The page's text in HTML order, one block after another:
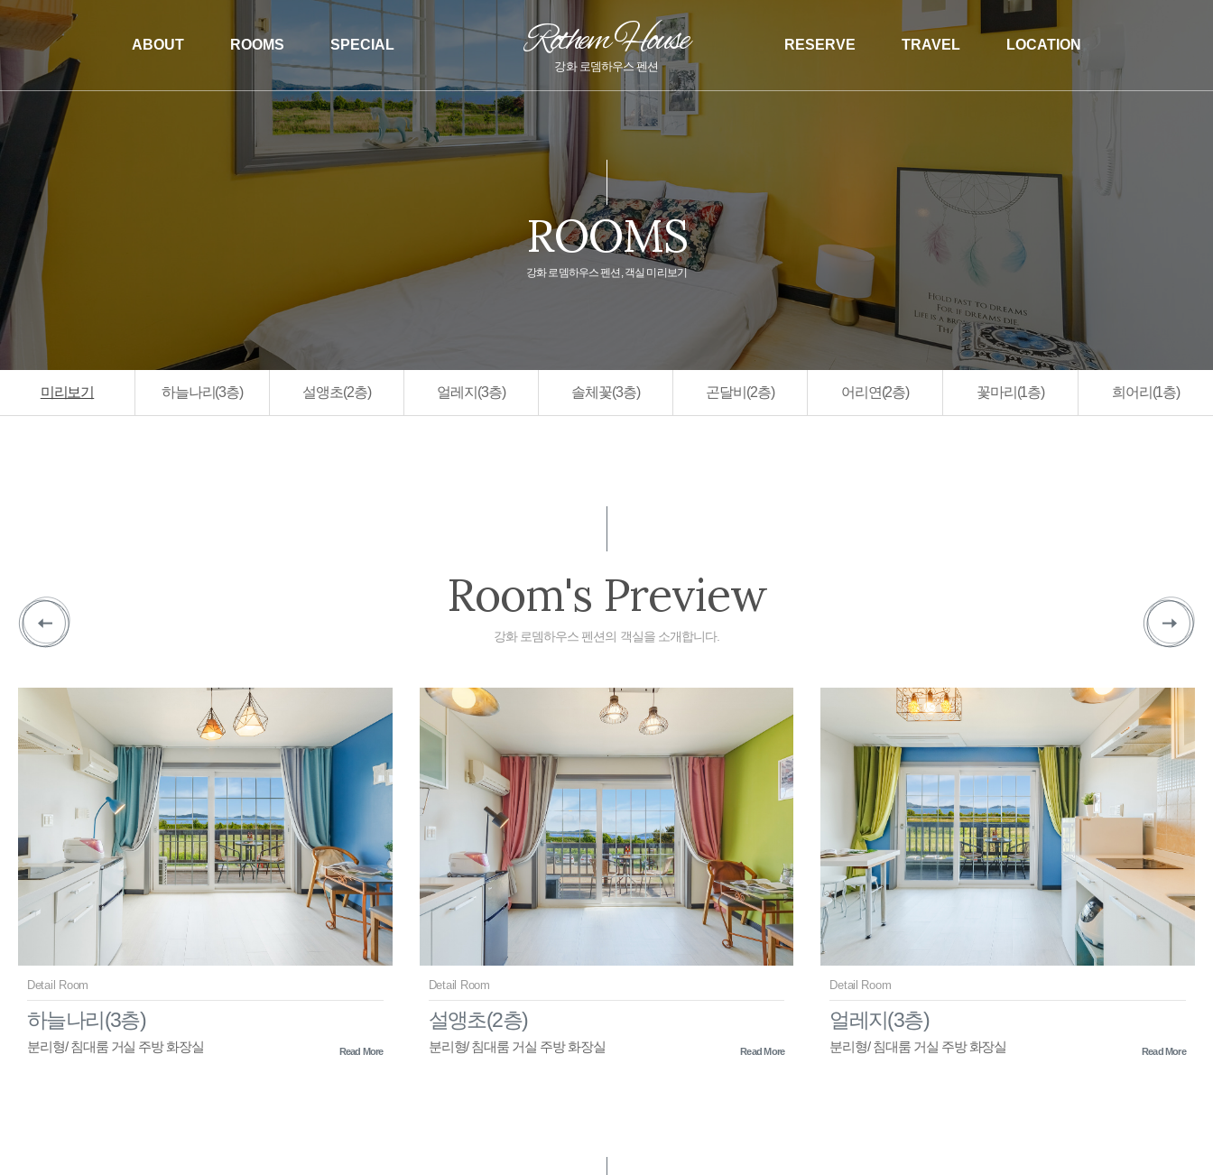
Rothem House
강화 로뎀하우스 펜션
ABOUT ROOMS SPECIAL RESERVE TRAVEL LOCATION
ROOMS
강화 로뎀하우스 펜션, 객실 미리보기
미리보기 하늘나리(3층) 설앵초(2층) 얼레지(3층) 솔체꽃(3층) 곤달비(2층) 어리연(2층) 꽃마리(1층) 희어리(1층)
Room's Preview
강화 로뎀하우스 펜션의 객실을 소개합니다.
Detail Room
하늘나리(3층)
분리형/ 침대룸 거실 주방 화장실 Read More
Detail Room
설앵초(2층)
분리형/ 침대룸 거실 주방 화장실 Read More
Detail Room
얼레지(3층)
분리형/ 침대룸 거실 주방 화장실 Read More